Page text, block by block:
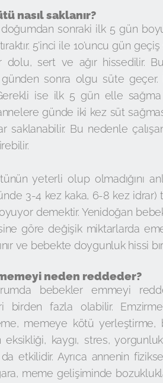
nasıl saklanır?
sonraki ilk 5 gün
5’inci ile 10’uncu gün
dolu, sert ve ağır hissedilir.
sonra olgu süte
ise ilk 5 gün elle sağma
günde iki kez süt
saklanabilir. Bu nedenle
yeterli olup olmadığını
3-4 kez kaka, 6-8 kez idrar)
demektir. Yenidoğan
göre değişik miktarlarda
ve bebekte doygunluk hissi
neden reddeder?
bebekler emmeyi
birden fazla olabilir.
memeye kötü yerleştirme,
eksikliği, kaygı, stres,
etkilidir. Ayrıca annenin
meme gelişiminde